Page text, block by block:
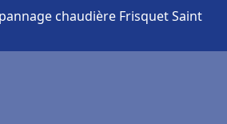
chaudière Frisquet Saint